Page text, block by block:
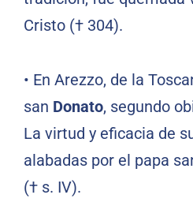
Cristo († 304).
• En Arezzo, de la
san Donato, segundo
La virtud y eficacia de
alabadas por el papa
(† s. IV).